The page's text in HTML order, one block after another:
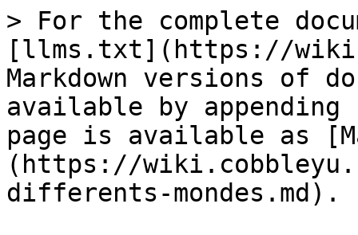
> For the complete
[llms.txt](https://
Markdown versions of
available by
page is available as
(https://
differents-mondes.md).